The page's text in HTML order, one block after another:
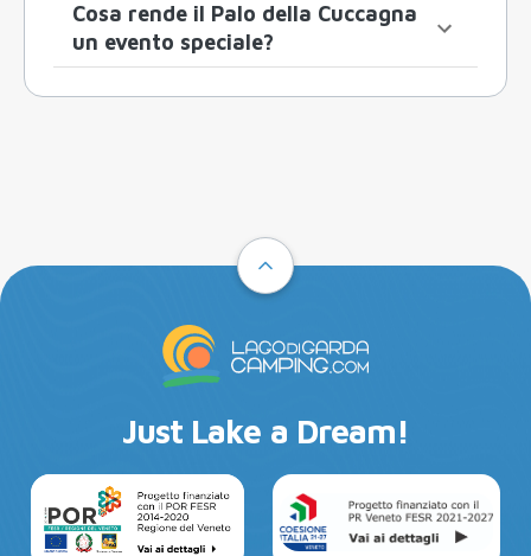
Cosa rende il Palo della Cuccagna
un evento speciale?
Just Lake a Dream!